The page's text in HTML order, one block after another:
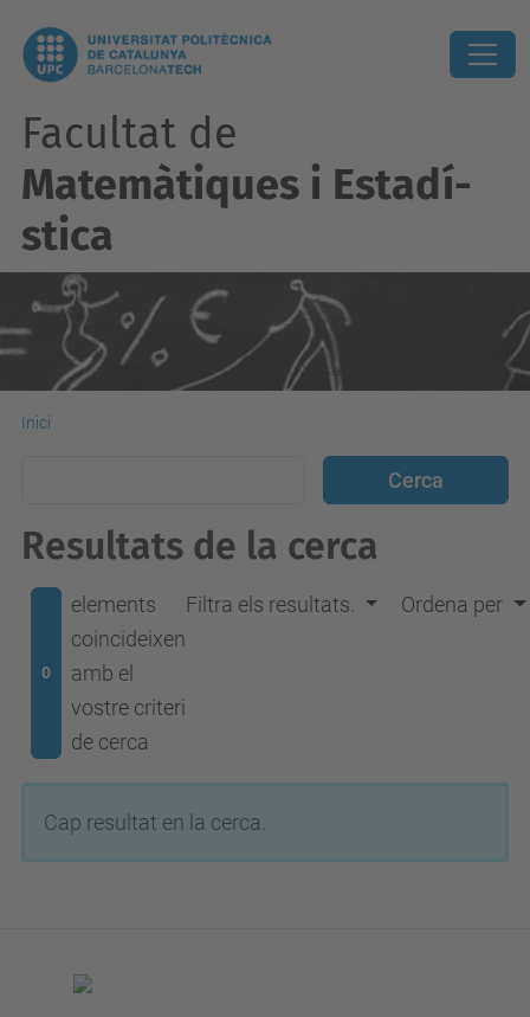
Facultat de
Matemàtiques i Estadí­
stica
Inici
Resultats de la cerca
0
elements
coincideixen
amb el
vostre criteri
de cerca
Filtra els resultats. Ordena per
Cap resultat en la cerca.